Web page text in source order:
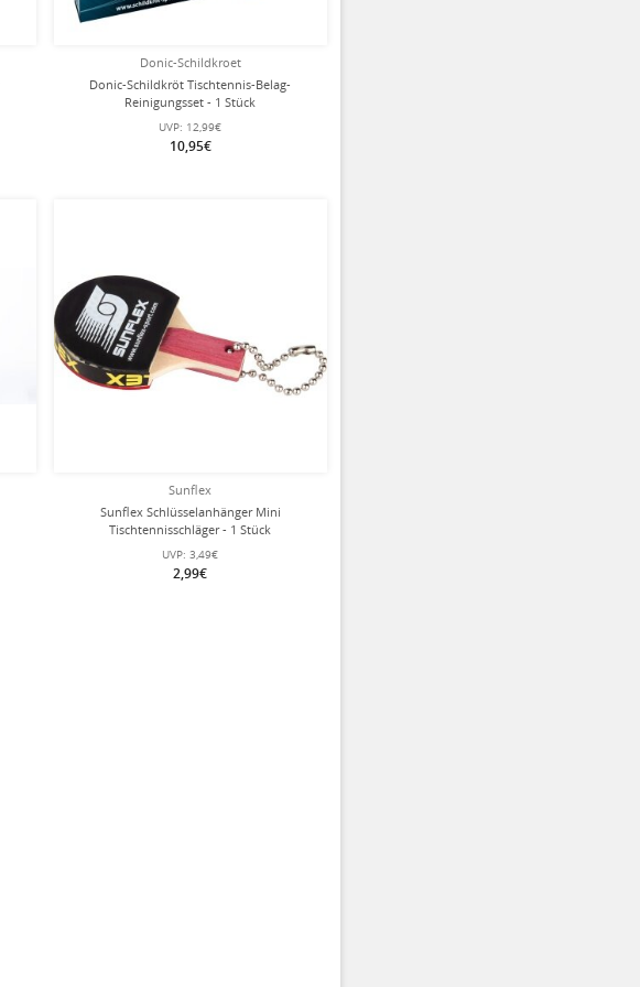
Donic-Schildkroet
Donic-Schildkröt Tischtennis-Belag-
Reinigungsset - 1 Stück
UVP: 12,99€
10,95€
Sunflex
Sunflex Schlüsselanhänger Mini
Tischtennisschläger - 1 Stück
UVP: 3,49€
2,99€